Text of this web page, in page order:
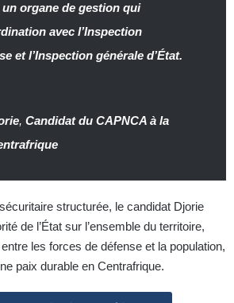
organe de gestion qui
avec l’Inspection
et l’Inspection générale d’État.
, Candidat du CAPNCA à la
structurée, le candidat Djorie
de l’État sur l’ensemble du territoire,
les forces de défense et la population,
paix durable en Centrafrique.